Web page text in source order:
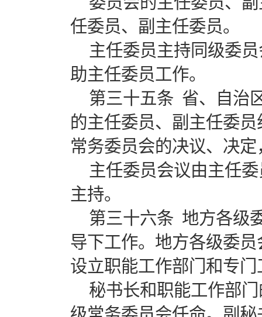
任委员、副主任委员。
主任委员主持同级委
助主任委员工作。
第三十五条 省、自治
的主任委员、副主任委
常务委员会的决议、决
主任委员会议由主任
主持。
第三十六条 地方各级
导下工作。地方各级委
设立职能工作部门和专
秘书长和职能工作部